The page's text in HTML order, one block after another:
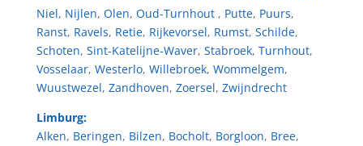
Niel, Nijlen, Olen, Oud-Turnhout , Putte, Puurs,
Ranst, Ravels, Retie, Rijkevorsel, Rumst, Schilde,
Schoten, Sint-Katelijne-Waver, Stabroek, Turnhout,
Vosselaar, Westerlo, Willebroek, Wommelgem,
Wuustwezel, Zandhoven, Zoersel, Zwijndrecht
Limburg:
Alken, Beringen, Bilzen, Bocholt, Borgloon, Bree,